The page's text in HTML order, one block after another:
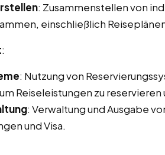
: Zusammenstellen von
einschließlich
:
: Nutzung von
Reiseleistungen zu
: Verwaltung und Ausgabe
und Visa.